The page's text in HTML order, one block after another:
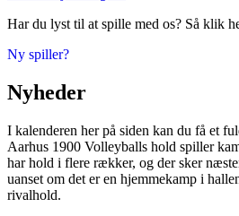
Har du lyst til at spille med os? Så klik
Ny spiller?
Nyheder
I kalenderen her på siden kan du få et
Aarhus 1900 Volleyballs hold spiller
har hold i flere rækker, og der sker
uanset om det er en hjemmekamp i
rivalhold.